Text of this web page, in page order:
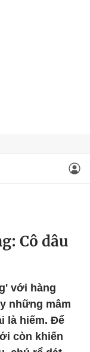
Cô dâu
với hàng
những mâm
là hiếm. Để
còn khiến